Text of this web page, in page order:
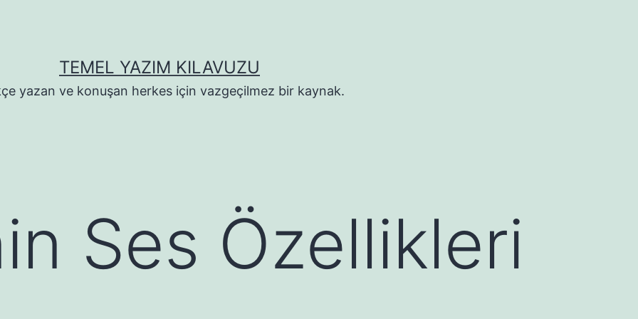
TEMEL YAZIM KILAVUZU
yazan ve konuşan herkes için vazgeçilmez bir kaynak.
Ses Özellikleri